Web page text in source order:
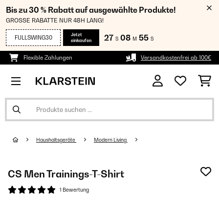
Bis zu 30 % Rabatt auf ausgewählte Produkte!
GROSSE RABATTE NUR 48H LANG!
FULLSWING30
Jetzt
einkaufen
27 S 08 M 54 S
Flexible Zahlungen Versandkostenfrei ab 100€
Haushaltsgeräte Modern Living
CS Men Trainings-T-Shirt
1 Bewertung